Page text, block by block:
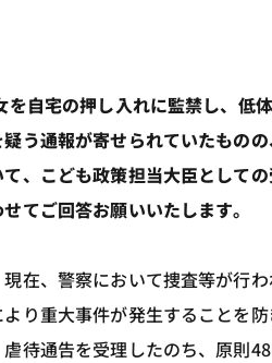
を自宅の押し入れに監禁し、
う通報が寄せられていたもの
、こども政策担当大臣として
てご回答お願いいたします。
現在、警察において捜査等が
り重大事件が発生することを
待通告を受理したのち、原則